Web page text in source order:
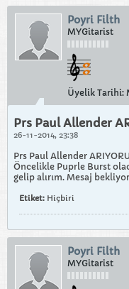
Poyri Filth
MYGitarist
Üyelik Tarihi:
Prs Paul Allender
26-11-2014, 23:38
Prs Paul Allender
Öncelikle Puprle Burst
gelip alırım. Mesaj
Etiket: Hiçbiri
Poyri Filth
MYGitarist